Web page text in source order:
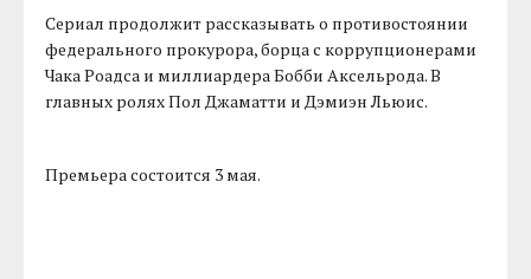
Сериал продолжит рассказывать о противостоянии
федерального прокурора, борца с коррупционерами
Чака Роадса и миллиардера Бобби Аксельрода. В
главных ролях Пол Джаматти и Дэмиэн Льюис.
Премьера состоится 3 мая.